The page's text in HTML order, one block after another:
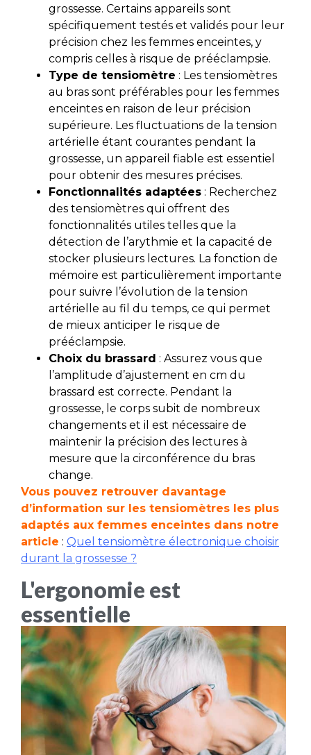
grossesse. Certains appareils sont
spécifiquement testés et validés pour leur
précision chez les femmes enceintes, y
compris celles à risque de prééclampsie.
Type de tensiomètre : Les tensiomètres
au bras sont préférables pour les femmes
enceintes en raison de leur précision
supérieure. Les fluctuations de la tension
artérielle étant courantes pendant la
grossesse, un appareil fiable est essentiel
pour obtenir des mesures précises.
Fonctionnalités adaptées : Recherchez
des tensiomètres qui offrent des
fonctionnalités utiles telles que la
détection de l’arythmie et la capacité de
stocker plusieurs lectures. La fonction de
mémoire est particulièrement importante
pour suivre l’évolution de la tension
artérielle au fil du temps, ce qui permet
de mieux anticiper le risque de
prééclampsie.
Choix du brassard : Assurez vous que
l’amplitude d’ajustement en cm du
brassard est correcte. Pendant la
grossesse, le corps subit de nombreux
changements et il est nécessaire de
maintenir la précision des lectures à
mesure que la circonférence du bras
change.
Vous pouvez retrouver davantage
d’information sur les tensiomètres les plus
adaptés aux femmes enceintes dans notre
article : Quel tensiomètre électronique choisir
durant la grossesse ?
L'ergonomie est
essentielle